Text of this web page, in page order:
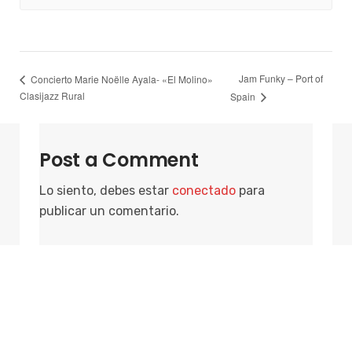
Concierto Marie Noëlle Ayala- «El Molino»
Clasijazz Rural
Jam Funky – Port of
Spain
Post a Comment
Lo siento, debes estar conectado para
publicar un comentario.